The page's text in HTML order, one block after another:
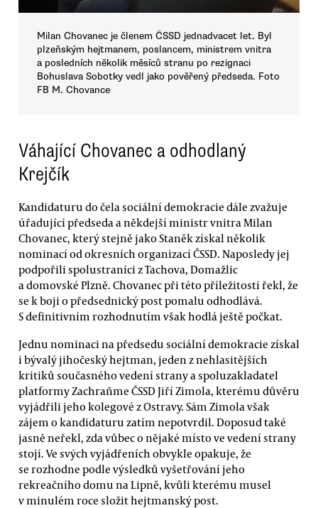
Milan Chovanec je členem ČSSD jednadvacet let. Byl
plzeňským hejtmanem, poslancem, ministrem vnitra
a posledních několik měsíců stranu po rezignaci
Bohuslava Sobotky vedl jako pověřený předseda. Foto
FB M. Chovance
Váhající Chovanec a odhodlaný
Krejčík
Kandidaturu do čela sociální demokracie dále zvažuje
úřadující předseda a někdejší ministr vnitra Milan
Chovanec, který stejně jako Staněk získal několik
nominací od okresních organizací ČSSD. Naposledy jej
podpořili spolustraníci z Tachova, Domažlic
a domovské Plzně. Chovanec při této příležitosti řekl, že
se k boji o předsednický post pomalu odhodlává.
S definitivním rozhodnutím však hodlá ještě počkat.
Jednu nominaci na předsedu sociální demokracie získal
i bývalý jihočeský hejtman, jeden z nehlasitějších
kritiků současného vedení strany a spoluzakladatel
platformy Zachraňme ČSSD Jiří Zimola, kterému důvěru
vyjádřili jeho kolegové z Ostravy. Sám Zimola však
zájem o kandidaturu zatím nepotvrdil. Doposud také
jasně neřekl, zda vůbec o nějaké místo ve vedení strany
stojí. Ve svých vyjádřeních obvykle opakuje, že
se rozhodne podle výsledků vyšetřování jeho
rekreačního domu na Lipně, kvůli kterému musel
v minulém roce složit hejtmanský post.